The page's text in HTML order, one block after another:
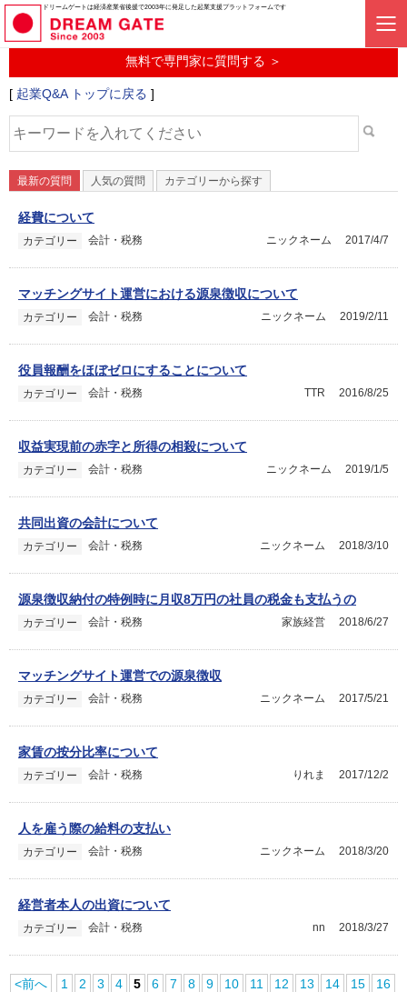
ドリームゲートは経済産業省後援で2003年に発足した起業支援プラットフォームです
起業に関するみんなの質問投稿サービス
起業Q&A
無料で専門家に質問する ＞
[ 起業Q&A トップに戻る ]
最新の質問 人気の質問 カテゴリーから探す
経費について
カテゴリー 会計・税務 2017/4/7
ニックネーム
マッチングサイト運営における源泉徴収について
カテゴリー 会計・税務 2019/2/11
ニックネーム
役員報酬をほぼゼロにすることについて
カテゴリー 会計・税務 2016/8/25
TTR
収益実現前の赤字と所得の相殺について
カテゴリー 会計・税務 2019/1/5
ニックネーム
共同出資の会計について
カテゴリー 会計・税務 2018/3/10
ニックネーム
源泉徴収納付の特例時に月収8万円の社員の税金も支払うの
カテゴリー 会計・税務 2018/6/27
家族経営
マッチングサイト運営での源泉徴収
カテゴリー 会計・税務 2017/5/21
ニックネーム
家賃の按分比率について
カテゴリー 会計・税務 2017/12/2
りれま
人を雇う際の給料の支払い
カテゴリー 会計・税務 2018/3/20
ニックネーム
経営者本人の出資について
カテゴリー 会計・税務 2018/3/27
nn
<前へ 1 2 3 4 5 6 7 8 9 10 11 12 13 14 15
16